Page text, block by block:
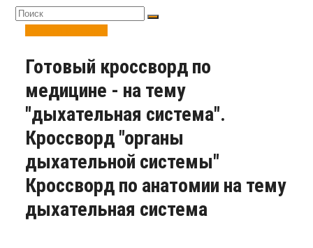
Готовый кроссворд по
медицине - на тему
"дыхательная система".
Кроссворд "органы
дыхательной системы"
Кроссворд по анатомии на тему
дыхательная система